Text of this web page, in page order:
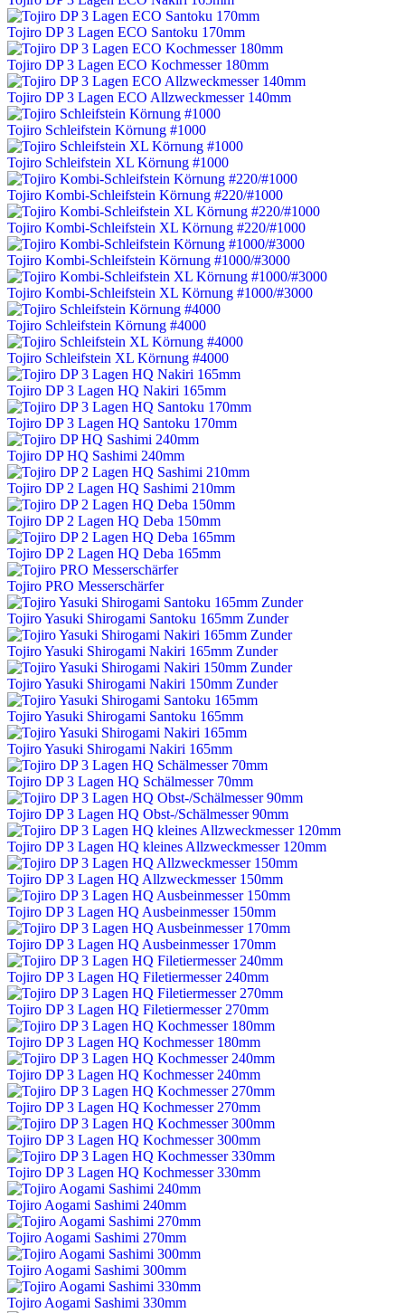
Tojiro DP 3 Lagen ECO Santoku 170mm
Tojiro DP 3 Lagen ECO Kochmesser 180mm
Tojiro DP 3 Lagen ECO Allzweckmesser 140mm
Tojiro Schleifstein Körnung #1000
Tojiro Schleifstein XL Körnung #1000
Tojiro Kombi-Schleifstein Körnung #220/#1000
Tojiro Kombi-Schleifstein XL Körnung #220/#1000
Tojiro Kombi-Schleifstein Körnung #1000/#3000
Tojiro Kombi-Schleifstein XL Körnung #1000/#3000
Tojiro Schleifstein Körnung #4000
Tojiro Schleifstein XL Körnung #4000
Tojiro DP 3 Lagen HQ Nakiri 165mm
Tojiro DP 3 Lagen HQ Santoku 170mm
Tojiro DP HQ Sashimi 240mm
Tojiro DP 2 Lagen HQ Sashimi 210mm
Tojiro DP 2 Lagen HQ Deba 150mm
Tojiro DP 2 Lagen HQ Deba 165mm
Tojiro PRO Messerschärfer
Tojiro Yasuki Shirogami Santoku 165mm Zunder
Tojiro Yasuki Shirogami Nakiri 165mm Zunder
Tojiro Yasuki Shirogami Nakiri 150mm Zunder
Tojiro Yasuki Shirogami Santoku 165mm
Tojiro Yasuki Shirogami Nakiri 165mm
Tojiro DP 3 Lagen HQ Schälmesser 70mm
Tojiro DP 3 Lagen HQ Obst-/Schälmesser 90mm
Tojiro DP 3 Lagen HQ kleines Allzweckmesser 120mm
Tojiro DP 3 Lagen HQ Allzweckmesser 150mm
Tojiro DP 3 Lagen HQ Ausbeinmesser 150mm
Tojiro DP 3 Lagen HQ Ausbeinmesser 170mm
Tojiro DP 3 Lagen HQ Filetiermesser 240mm
Tojiro DP 3 Lagen HQ Filetiermesser 270mm
Tojiro DP 3 Lagen HQ Kochmesser 180mm
Tojiro DP 3 Lagen HQ Kochmesser 240mm
Tojiro DP 3 Lagen HQ Kochmesser 270mm
Tojiro DP 3 Lagen HQ Kochmesser 300mm
Tojiro DP 3 Lagen HQ Kochmesser 330mm
Tojiro Aogami Sashimi 240mm
Tojiro Aogami Sashimi 270mm
Tojiro Aogami Sashimi 300mm
Tojiro Aogami Sashimi 330mm